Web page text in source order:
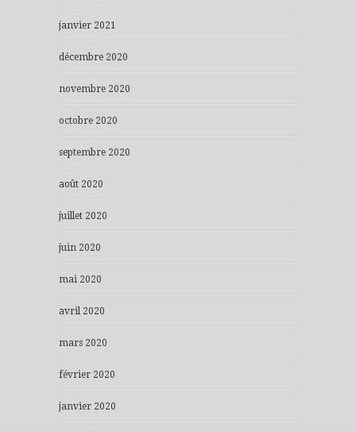
janvier 2021
décembre 2020
novembre 2020
octobre 2020
septembre 2020
août 2020
juillet 2020
juin 2020
mai 2020
avril 2020
mars 2020
février 2020
janvier 2020